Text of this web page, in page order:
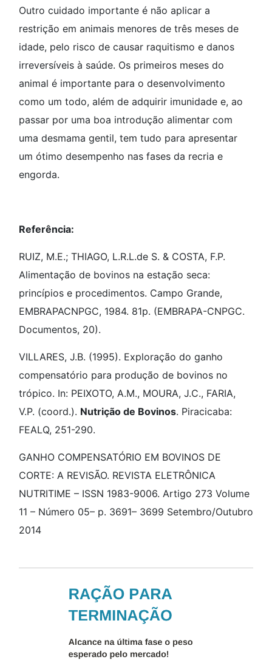
Outro cuidado importante é não aplicar a
restrição em animais menores de três meses de
idade, pelo risco de causar raquitismo e danos
irreversíveis à saúde. Os primeiros meses do
animal é importante para o desenvolvimento
como um todo, além de adquirir imunidade e, ao
passar por uma boa introdução alimentar com
uma desmama gentil, tem tudo para apresentar
um ótimo desempenho nas fases da recria e
engorda.
Referência:
RUIZ, M.E.; THIAGO, L.R.L.de S. & COSTA, F.P.
Alimentação de bovinos na estação seca:
princípios e procedimentos. Campo Grande,
EMBRAPACNPGC, 1984. 81p. (EMBRAPA-CNPGC.
Documentos, 20).
VILLARES, J.B. (1995). Exploração do ganho
compensatório para produção de bovinos no
trópico. In: PEIXOTO, A.M., MOURA, J.C., FARIA,
V.P. (coord.). Nutrição de Bovinos. Piracicaba:
FEALQ, 251-290.
GANHO COMPENSATÓRIO EM BOVINOS DE
CORTE: A REVISÃO. REVISTA ELETRÔNICA
NUTRITIME – ISSN 1983-9006. Artigo 273 Volume
11 – Número 05– p. 3691– 3699 Setembro/Outubro
2014